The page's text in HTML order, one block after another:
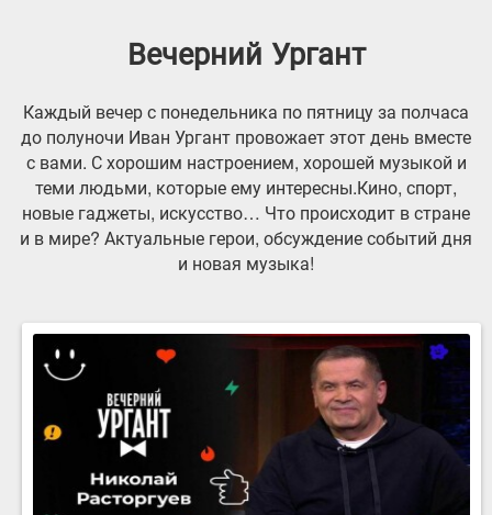
Вечерний Ургант
Каждый вечер с понедельника по пятницу за полчаса
до полуночи Иван Ургант провожает этот день вместе
с вами. С хорошим настроением, хорошей музыкой и
теми людьми, которые ему интересны.Кино, спорт,
новые гаджеты, искусство… Что происходит в стране
и в мире? Актуальные герои, обсуждение событий дня
и новая музыка!